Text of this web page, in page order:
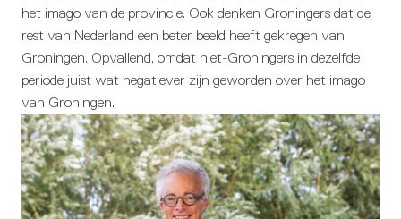
het imago van de provincie. Ook denken Groningers dat de
rest van Nederland een beter beeld heeft gekregen van
Groningen. Opvallend, omdat niet-Groningers in dezelfde
periode juist wat negatiever zijn geworden over het imago
van Groningen.